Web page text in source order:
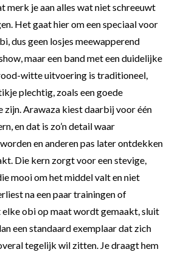
merk je aan alles wat niet schreeuwt
Het gaat hier om een speciaal voor
dus geen losjes meewapperend
maar een band met een duidelijke
witte uitvoering is traditioneel,
plechtig, zoals een goede
zijn. Arawaza kiest daarbij voor één
en dat is zo’n detail waar
en anderen pas later ontdekken
Die kern zorgt voor een stevige,
mooi om het middel valt en niet
na een paar trainingen of
elke obi op maat wordt gemaakt, sluit
een standaard exemplaar dat zich
tegelijk wil zitten. Je draagt hem